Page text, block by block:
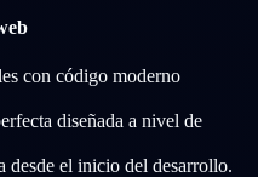
con código moderno
diseñada a nivel de
desde el inicio del desarrollo.